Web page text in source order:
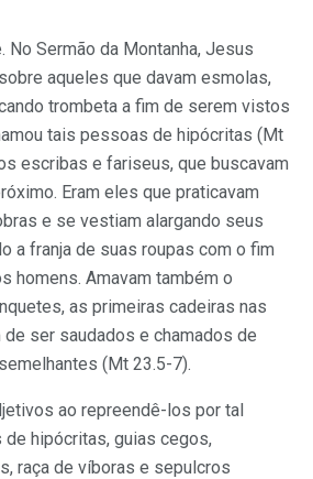
No Sermão da Montanha, Jesus
aqueles que davam esmolas,
trombeta a fim de serem vistos
tais pessoas de hipócritas (Mt
escribas e fariseus, que buscavam
Eram eles que praticavam
e se vestiam alargando seus
a franja de suas roupas com o fim
homens. Amavam também o
as primeiras cadeiras nas
ser saudados e chamados de
(Mt 23.5-7).
ao repreendê-los por tal
de hipócritas, guias cegos,
raça de víboras e sepulcros